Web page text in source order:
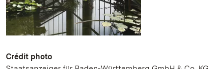
Crédit photo